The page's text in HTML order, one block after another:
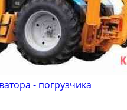
- погрузчика